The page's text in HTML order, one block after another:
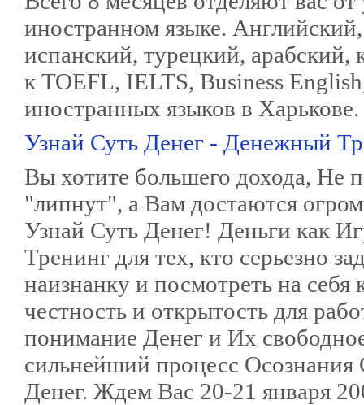
иностранном языке.
испанский, турецкий, арабский,
к TOEFL, IELTS, Business
иностранных языков в Харькове.
Узнай Суть Денег - Денежный
Вы хотите большего дохода, Не
"липнут", а Вам достаются
Узнай Суть Денег! Деньги как
Тренинг для тех, кто серьезно
наизнанку и посмотреть на
честность и открытость для
понимание Денег и Их
сильнейший процесс
Денег. Ждем Вас 20-21 января